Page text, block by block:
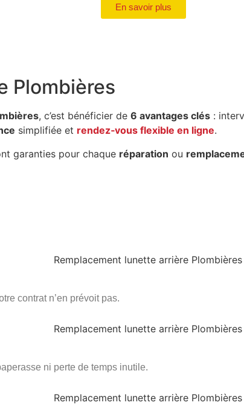
En savoir plus
Plombières
, c’est bénéficier de 6 avantages clés :
simplifiée et rendez‑vous flexible en ligne.
garanties pour chaque réparation ou
contrat n’en prévoit pas.
ni perte de temps inutile.